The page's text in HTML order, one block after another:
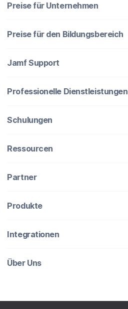
Preise für Unternehmen
Preise für den Bildungsbereich
Jamf Support
Professionelle Dienstleistungen
Schulungen
Ressourcen
Partner
Produkte
Integrationen
Über Uns